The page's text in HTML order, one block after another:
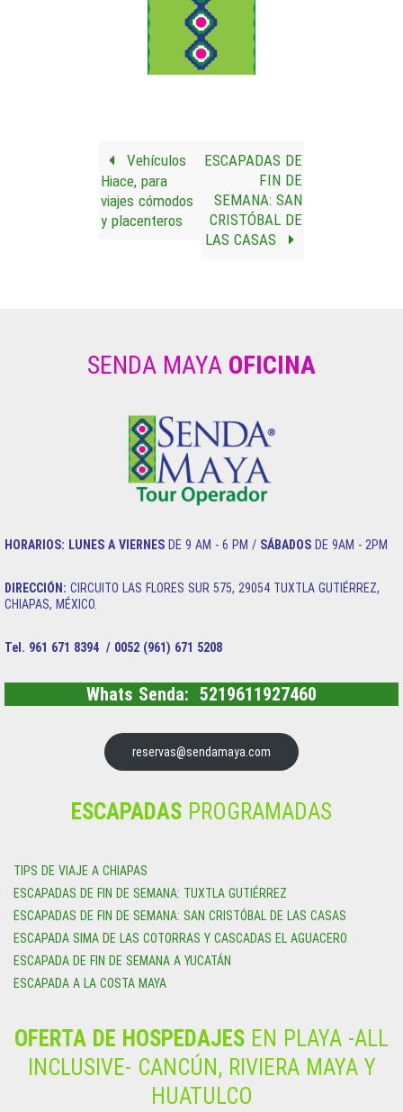
Vehículos
Hiace, para
viajes cómodos
y placenteros
ESCAPADAS DE
FIN DE
SEMANA: SAN
CRISTÓBAL DE
LAS CASAS
SENDA MAYA OFICINA
HORARIOS: LUNES A VIERNES DE 9 AM - 6 PM / SÁBADOS DE 9AM - 2PM
DIRECCIÓN: CIRCUITO LAS FLORES SUR 575, 29054 TUXTLA GUTIÉRREZ,
CHIAPAS, MÉXICO.
Tel. 961 671 8394 / 0052 (961) 671 5208
Whats Senda: 5219611927460
reservas@sendamaya.com
ESCAPADAS PROGRAMADAS
TIPS DE VIAJE A CHIAPAS
ESCAPADAS DE FIN DE SEMANA: TUXTLA GUTIÉRREZ
ESCAPADAS DE FIN DE SEMANA: SAN CRISTÓBAL DE LAS CASAS
ESCAPADA SIMA DE LAS COTORRAS Y CASCADAS EL AGUACERO
ESCAPADA DE FIN DE SEMANA A YUCATÁN
ESCAPADA A LA COSTA MAYA
OFERTA DE HOSPEDAJES EN PLAYA -ALL
INCLUSIVE- CANCÚN, RIVIERA MAYA Y
HUATULCO